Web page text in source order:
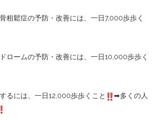
粗鬆症の予防・改善には、一日7,000歩歩く
ロームの予防・改善には、一日10,000歩歩く
るには、一日12,000歩歩くこと ➡︎多くの人